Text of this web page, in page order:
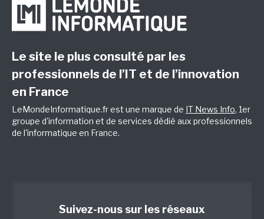
Le site le plus consulté par les
professionnels de l’IT et de l’innovation
en France
LeMondeInformatique.fr est une marque de IT News Info, 1er
groupe d'information et de services dédié aux professionnels
de l'informatique en France.
Suivez-nous sur les réseaux